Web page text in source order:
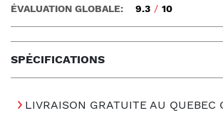
SPÉCIFICATIONS
ÉVALUATION GLOBALE: 9.3 / 10
LIVRAISON GRATUITE AU QUEBEC